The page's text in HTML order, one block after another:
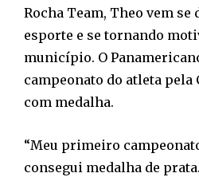
Rocha Team, Theo vem se
esporte e se tornando
município. O
campeonato do atleta pela
com medalha.
“Meu primeiro
consegui medalha de